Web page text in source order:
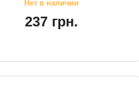
237 грн.